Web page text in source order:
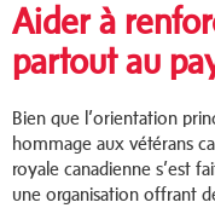
Aider à
partout au
Bien que l’orientation
hommage aux vétérans
royale canadienne s’est
une organisation offrant